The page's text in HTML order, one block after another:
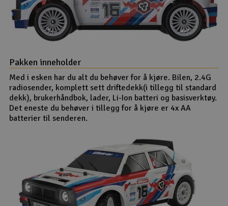
Pakken inneholder
Med i esken har du alt du behøver for å kjøre. Bilen, 2.4G
radiosender, komplett sett driftedekk(i tillegg til standard
dekk), brukerhåndbok, lader, Li-Ion batteri og basisverktøy.
Det eneste du behøver i tillegg for å kjøre er 4x AA
batterier til senderen.